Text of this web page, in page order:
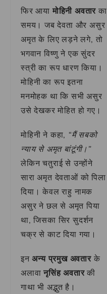
फिर आया मोहिनी अवतार का
समय। जब देवता और असुर
अमृत के लिए लड़ने लगे, तो
भगवान विष्णु ने एक सुंदर
स्त्री का रूप धारण किया।
मोहिनी का रूप इतना
मनमोहक था कि सभी असुर
उसे देखकर मोहित हो गए।
मोहिनी ने कहा, “मैं सबको
न्याय से अमृत बांटूंगी।”
लेकिन चतुराई से उन्होंने
सारा अमृत देवताओं को पिला
दिया। केवल राहु नामक
असुर ने छल से अमृत पिया
था, जिसका सिर सुदर्शन
चक्र से काट दिया गया।
इनअन्य प्रमुख अवतारके
अलावानृसिंह अवतारकी
गाथा भी अद्भुत है।